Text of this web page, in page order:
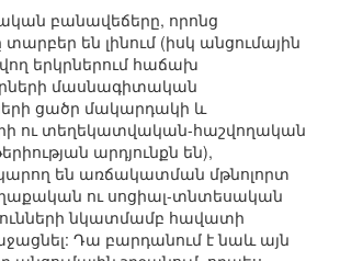
բանավեճերը, որոնց
են լինում (իսկ անցումային
երկրներում հաճախ
մասնագիտական
ցածր մակարդակի և
ու տեղեկատվական-հաշվողական
արդյունքն են),
են առճակատման մթնոլորտ
ու սոցիալ-տնտեսական
նկատմամբ հավատի
Դա բարդանում է նաև այն